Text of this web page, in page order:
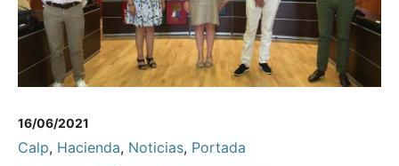
16/06/2021
Calp, Hacienda, Noticias, Portada